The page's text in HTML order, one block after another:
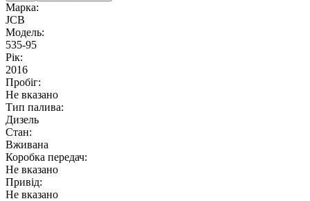
Марка:
JCB
Модель:
535-95
Рік:
2016
Пробіг:
Не вказано
Тип палива:
Дизель
Стан:
Вживана
Коробка передач:
Не вказано
Привід:
Не вказано